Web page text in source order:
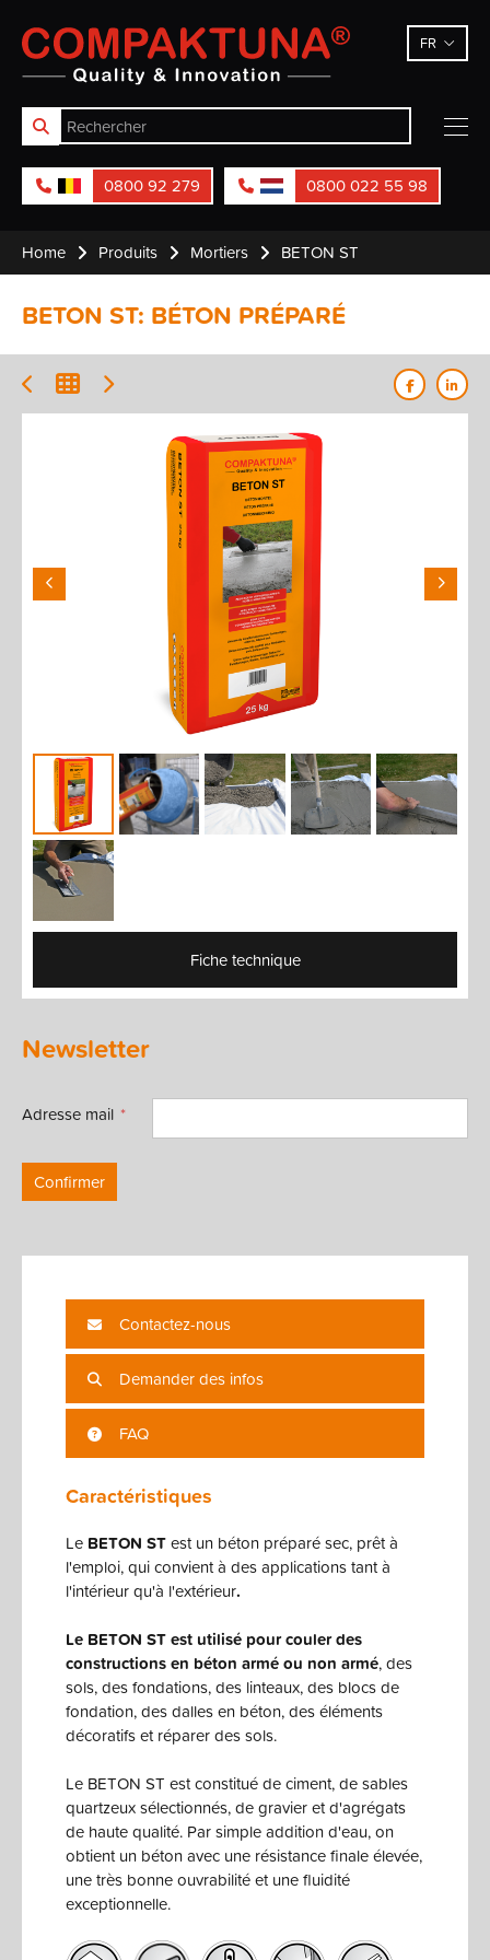
Compaktuna FR
0800 92 279 0800 022 55 98
Home Produits Mortiers BETON ST
BETON ST: BÉTON PRÉPARÉ
Fiche technique
Newsletter
Adresse mail
Confirmer
Caractéristiques
Le BETON STest un béton préparé sec, prêt à
l'emploi, qui convient à des applications tant à
l'intérieur qu'à l'extérieur.
Le BETON ST est utilisé pour couler des
constructions en béton armé ou non armé, des
sols, des fondations, des linteaux, des blocs de
fondation, des dalles en béton, des éléments
décoratifs et réparer des sols.
Le BETON ST est constitué de ciment, de sables
quartzeux sélectionnés, de gravier et d'agrégats
de haute qualité. Par simple addition d'eau, on
obtient un béton avec une résistance finale élevée,
une très bonne ouvrabilité et une fluidité
exceptionnelle.
Contactez-nous
Demander des infos
FAQ